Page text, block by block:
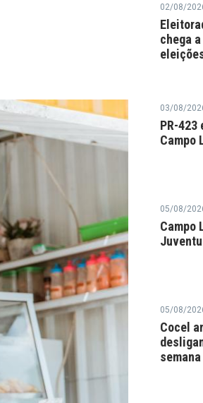
02/08/
chega
03/08/
PR-423
Campo
05/08/
Campo
05/08/
Cocel
semana